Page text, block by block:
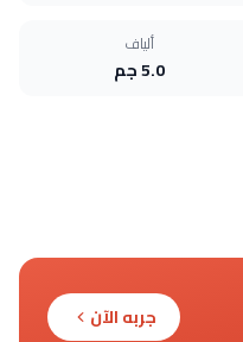
ألياف
5.0 جم
جربه الآن